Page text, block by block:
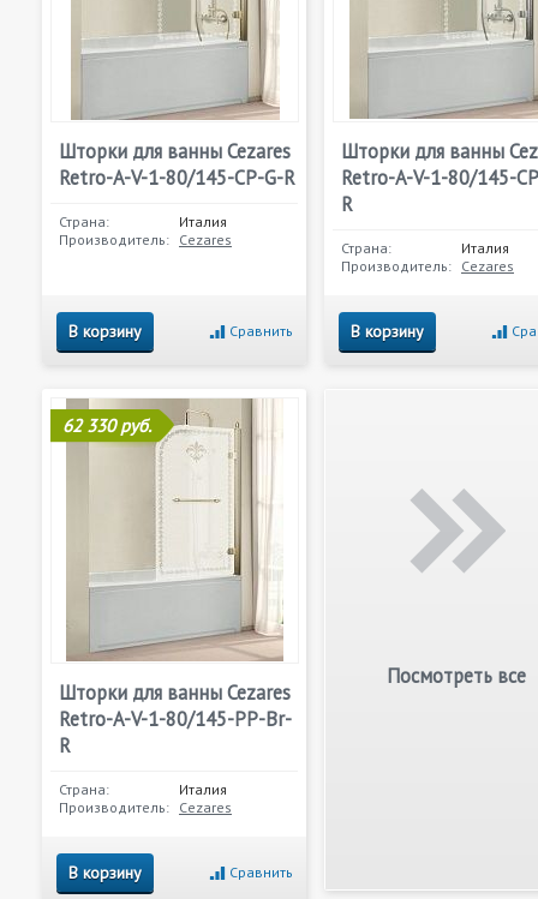
Шторки для ванны Cezares
Retro-A-V-1-80/145-CP-G-R
Страна:
Италия
Производитель: Cezares
В корзину Сравнить
Шторки для ванны
Retro-A-V-1-80/145-
R
Страна:
Италия
Производитель: Cezares
В корзину
62 330 руб.
Шторки для ванны Cezares
Retro-A-V-1-80/145-PP-Br-
R
Страна:
Италия
Производитель: Cezares
В корзину Сравнить
Посмотреть все